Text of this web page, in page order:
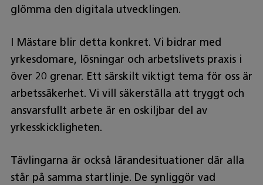
glömma den digitala utvecklingen.
I Mästare blir detta konkret. Vi bidrar med
yrkesdomare, lösningar och arbetslivets praxis i
över 20 grenar. Ett särskilt viktigt tema för oss är
arbetssäkerhet. Vi vill säkerställa att tryggt och
ansvarsfullt arbete är en oskiljbar del av
yrkesskickligheten.
Tävlingarna är också lärandesituationer där alla
står på samma startlinje. De synliggör vad